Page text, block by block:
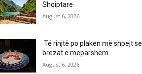
Shqiptare
August 6, 2026
Të rinjtë po plaken më shpejt se
brezat e mëparshëm
August 6, 2026